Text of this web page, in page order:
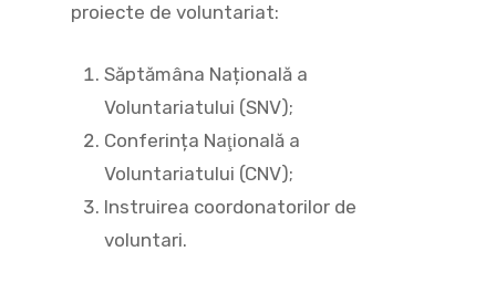
proiecte de voluntariat:
Săptămâna Națională a
Voluntariatului (SNV);
Conferința Naţională a
Voluntariatului (CNV);
Instruirea coordonatorilor de
voluntari.